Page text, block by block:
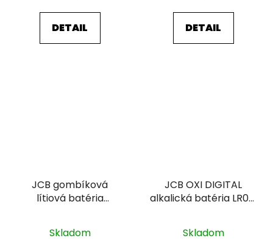
DETAIL DETAIL
JCB gombíková
lítiová batéria
Skladom
JCB OXI DIGITAL
alkalická batéria LR06,
Skladom